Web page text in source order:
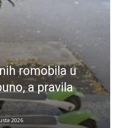
romobila u
a pravila
2026.